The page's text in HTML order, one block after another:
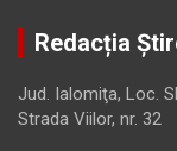
Redacția
Jud. Ialomiţa, Loc.
Strada Viilor, nr. 32